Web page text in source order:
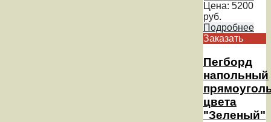
Цена: 5200
руб.
Подробнее
Заказать
Пегборд
напольный
цвета
"Зеленый"